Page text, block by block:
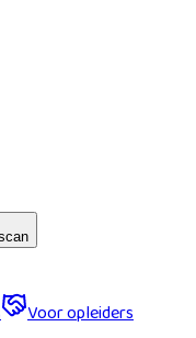
Voor opleiders